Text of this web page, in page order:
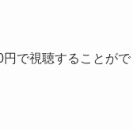
で視聴することがで